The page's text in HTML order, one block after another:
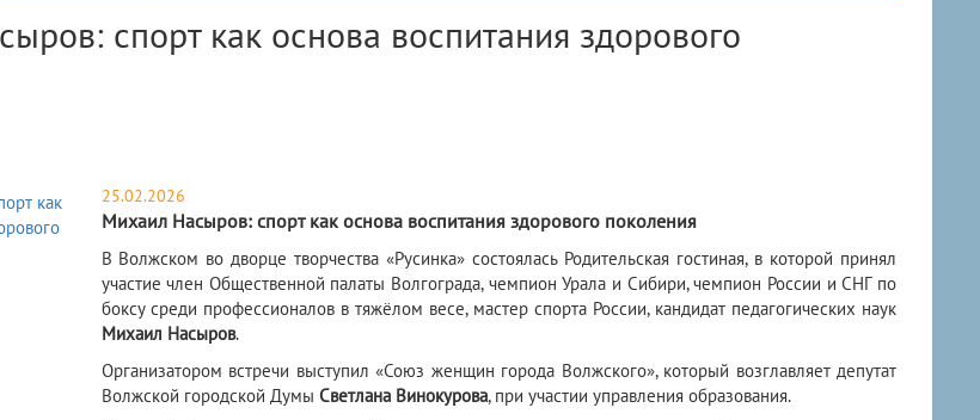
спорт как основа воспитания здорового
25.02.2026
Михаил Насыров: спорт как основа воспитания здорового поколения
​В Волжском во дворце творчества «Русинка» состоялась Родительская гостиная, в которой принял
участие член Общественной палаты Волгограда, чемпион Урала и Сибири, чемпион России и СНГ по
боксу среди профессионалов в тяжёлом весе, мастер спорта России, кандидат педагогических наук
Михаил Насыров.
Организатором встречи выступил «Союз женщин города Волжского», который возглавляет депутат
Волжской городской Думы Светлана Винокурова, при участии управления образования.